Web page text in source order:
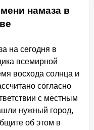
намаза в
на сегодня в
всемирной
восхода солнца и
согласно
с местным
нужный город,
об этом в